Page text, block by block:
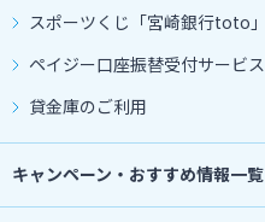
スポーツくじ「宮崎銀行toto」
ペイジー口座振替受付サービス
貸金庫のご利用
キャンペーン・おすすめ情報一覧